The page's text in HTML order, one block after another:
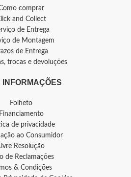
comprar
and Collect
de Entrega
de Montagem
de Entrega
trocas e devoluções
INFORMAÇÕES
Folheto
Financiamento
de privacidade
ao Consumidor
Resolução
de Reclamações
& Condições